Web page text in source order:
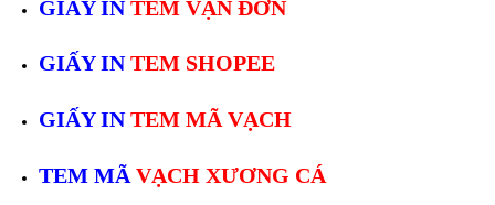
GIẤY INTEM VẬN ĐƠN
GIẤY INTEM SHOPEE
GIẤY INTEM MÃ VẠCH
TEM MÃ VẠCH XƯƠNG CÁ